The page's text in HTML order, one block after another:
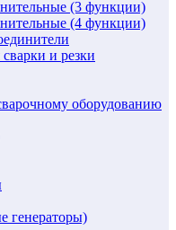
(3 функции)
(4 функции)
и резки
оборудованию
генераторы)